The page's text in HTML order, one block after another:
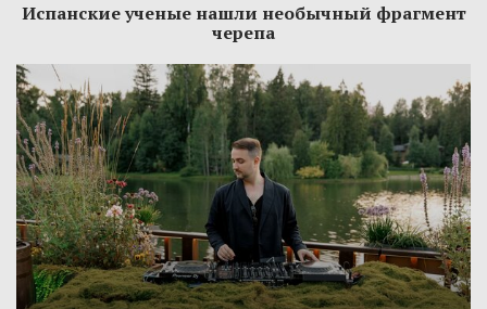
Испанские ученые нашли необычный фрагмент
черепа